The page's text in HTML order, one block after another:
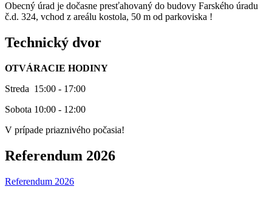
Obecný úrad je dočasne presťahovaný do budovy Farského úradu
č.d. 324, vchod z areálu kostola, 50 m od parkoviska !
Technický dvor
OTVÁRACIE HODINY
Streda 15:00 - 17:00
Sobota 10:00 - 12:00
V prípade priaznivého počasia!
Referendum 2026
Referendum 2026